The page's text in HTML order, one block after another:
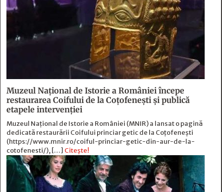
Muzeul Naţional de Istorie a României începe
restaurarea Coifului de la Coţofeneşti şi publică
etapele intervenţiei
Muzeul Naţional de Istorie a României (MNIR) a lansat o pagină
dedicată restaurării Coifului princiar getic de la Coţofeneşti
(https://www.mnir.ro/coiful-princiar-getic-din-aur-de-la-
cotofenesti/), […] Citește!